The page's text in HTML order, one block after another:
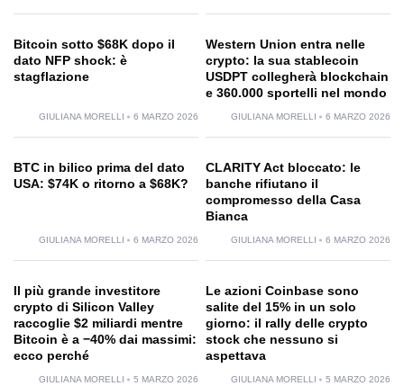
Bitcoin sotto $68K dopo il
dato NFP shock: è
stagflazione
GIULIANA MORELLI 6 MARZO 2026
Western Union entra nelle
crypto: la sua stablecoin
USDPT collegherà blockchain
e 360.000 sportelli nel mondo
GIULIANA MORELLI 6 MARZO 2026
BTC in bilico prima del dato
USA: $74K o ritorno a $68K?
GIULIANA MORELLI 6 MARZO 2026
CLARITY Act bloccato: le
banche rifiutano il
compromesso della Casa
Bianca
GIULIANA MORELLI 6 MARZO 2026
Il più grande investitore
crypto di Silicon Valley
raccoglie $2 miliardi mentre
Bitcoin è a −40% dai massimi:
ecco perché
GIULIANA MORELLI 5 MARZO 2026
Le azioni Coinbase sono
salite del 15% in un solo
giorno: il rally delle crypto
stock che nessuno si
aspettava
GIULIANA MORELLI 5 MARZO 2026